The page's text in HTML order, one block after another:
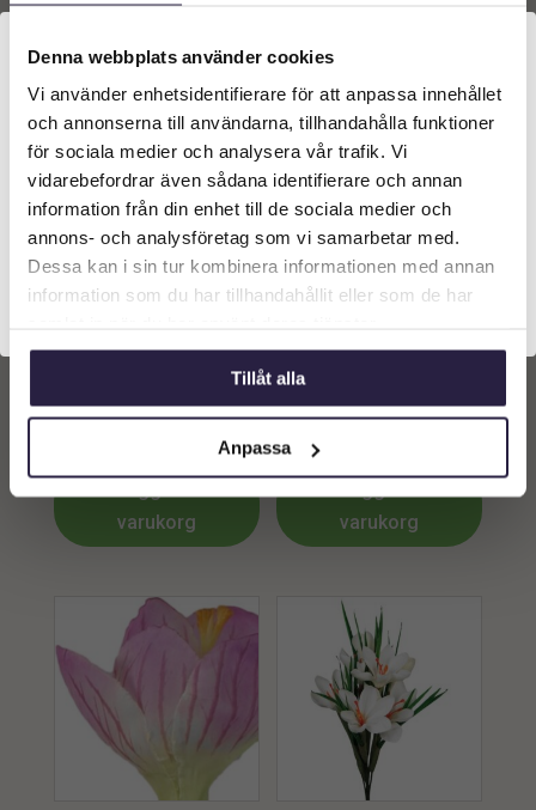
Denna webbplats använder cookies
Vi använder enhetsidentifierare för att anpassa innehållet
och annonserna till användarna, tillhandahålla funktioner
för sociala medier och analysera vår trafik. Vi
vidarebefordrar även sådana identifierare och annan
information från din enhet till de sociala medier och
annons- och analysföretag som vi samarbetar med.
Dessa kan i sin tur kombinera informationen med annan
information som du har tillhandahållit eller som de har
Tillåt alla
Anpassa
varukorg
Crocus | Konstgjord På
109kr
varukorg
Crocus | Konstgjord På
109kr
varukorg
Välkommen till Webflower
Vilken typ av kund är du? Du kan alltid justera ditt val
längst upp på sidan.
Företagskund (exkl. moms)
Privatkund (inkl. moms)